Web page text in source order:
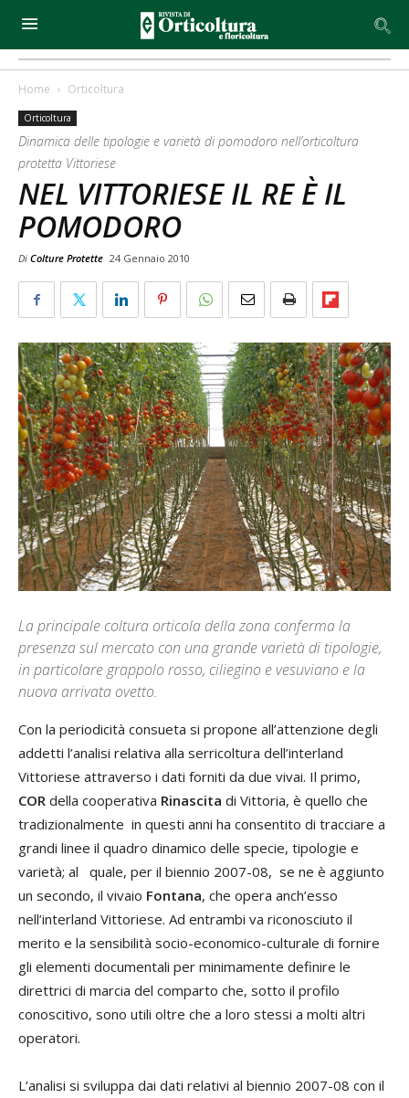
Home Orticoltura
Orticoltura
Dinamica delle tipologie e varietà di pomodoro nell’orticoltura
protetta Vittoriese
NEL VITTORIESE IL RE È IL
POMODORO
Di Colture Protette 24 Gennaio 2010
La principale coltura orticola della zona conferma la
presenza sul mercato con una grande varietà di tipologie,
in particolare grappolo rosso, ciliegino e vesuviano e la
nuova arrivata ovetto.
Con la periodicità consueta si propone all’attenzione degli
addetti l’analisi relativa alla serricoltura dell’interland
Vittoriese attraverso i dati forniti da due vivai. Il primo,
COR della cooperativa Rinascita di Vittoria, è quello che
tradizionalmente in questi anni ha consentito di tracciare a
grandi linee il quadro dinamico delle specie, tipologie e
varietà; al quale, per il biennio 2007-08, se ne è aggiunto
un secondo, il vivaio Fontana, che opera anch’esso
nell’interland Vittoriese. Ad entrambi va riconosciuto il
merito e la sensibilità socio-economico-culturale di fornire
gli elementi documentali per minimamente definire le
direttrici di marcia del comparto che, sotto il profilo
conoscitivo, sono utili oltre che a loro stessi a molti altri
operatori.
L’analisi si sviluppa dai dati relativi al biennio 2007-08 con il